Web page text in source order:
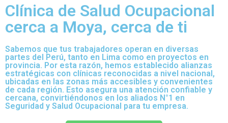
Clínica de Salud Ocupacional
cerca a Moya, cerca de ti
Sabemos que tus trabajadores operan en diversas
partes del Perú, tanto en Lima como en proyectos en
provincia. Por esta razón, hemos establecido alianzas
estratégicas con clínicas reconocidas a nivel nacional,
ubicadas en las zonas más accesibles y convenientes
de cada región. Esto asegura una atención confiable y
cercana, convirtiéndonos en los aliados N°1 en
Seguridad y Salud Ocupacional para tu empresa.